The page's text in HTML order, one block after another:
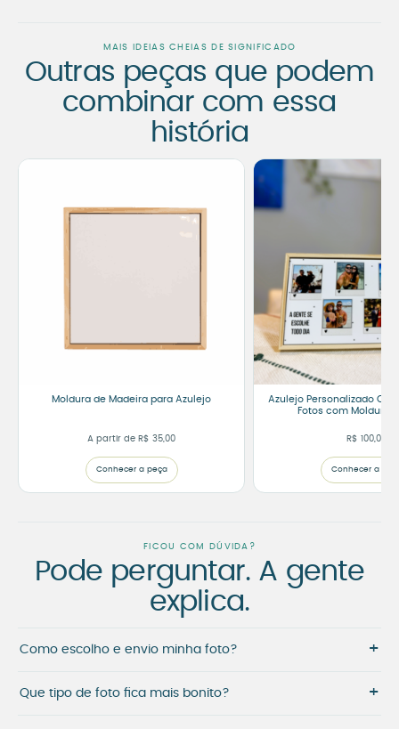
MAIS IDEIAS CHEIAS DE SIGNIFICADO
Outras peças que podem
combinar com essa
história
Moldura de Madeira para Azulejo
A partir de R$ 35,00
Conhecer a peça
Azulejo Personalizado
Fotos com Moldura
R$ 100,00
Conhecer a
FICOU COM DÚVIDA?
Pode perguntar. A gente
explica.
Como escolho e envio minha foto? +
Que tipo de foto fica mais bonito? +